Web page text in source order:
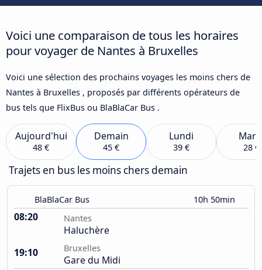
Voici une comparaison de tous les horaires
pour voyager de Nantes à Bruxelles
Voici une sélection des prochains voyages les moins chers de
Nantes à Bruxelles , proposés par différents opérateurs de
bus tels que FlixBus ou BlaBlaCar Bus .
Aujourd'hui
48 €
Demain
45 €
Lundi
39 € 28 €
Trajets en bus les moins chers demain
BlaBlaCar Bus 10h 50min
08:20 Nantes
Haluchère
19:10
Bruxelles
Gare du Midi